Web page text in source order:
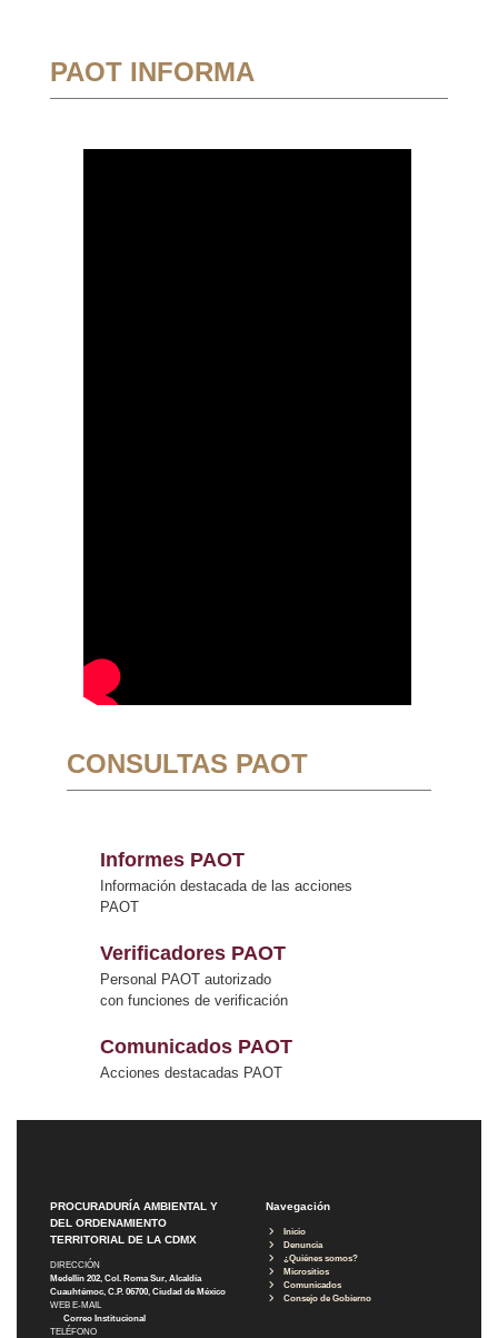
PAOT INFORMA
CONSULTAS PAOT
Informes PAOT
Información destacada de las acciones
PAOT
Verificadores PAOT
Personal PAOT autorizado
con funciones de verificación
Comunicados PAOT
Acciones destacadas PAOT
PROCURADURÍA AMBIENTAL Y
DEL ORDENAMIENTO
TERRITORIAL DE LA CDMX
DIRECCIÓN
Medellín 202, Col. Roma Sur, Alcaldía
Cuauhtémoc, C.P. 06700, Ciudad de México
WEB E-MAIL
Correo Institucional
TELÉFONO
Navegación
Inicio
Denuncia
¿Quiénes somos?
Micrositios
Comunicados
Consejo de Gobierno